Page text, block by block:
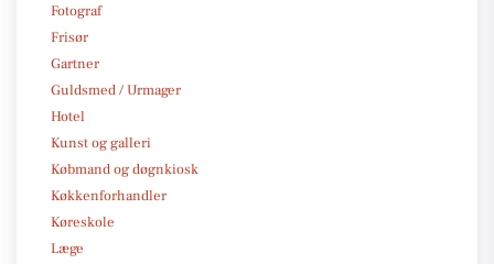
Fotograf
Frisør
Gartner
Guldsmed / Urmager
Hotel
Kunst og galleri
Købmand og døgnkiosk
Køkkenforhandler
Køreskole
Læge